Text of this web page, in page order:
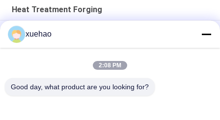
Heat Treatment Forging
Thùng thép hợp kim rèn nhiệt độ cao UNS N06617
Loại thùng ống khuôn hợp kim thép đúc QT 9000MM
34CrNiMo6 Loại thùng Xử lý nhiệt Rèn thép hợp kim Rèn Gia
xuehao
2:08 PM
Good day, what product are you looking for?